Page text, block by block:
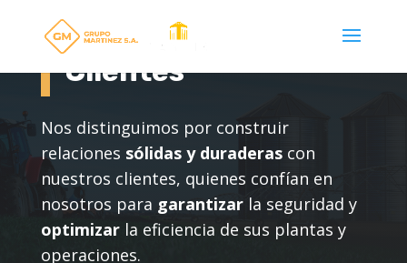
Clientes
Nos distinguimos por construir
relaciones sólidas y duraderascon
nuestros clientes, quienes confían en
nosotros para garantizarla seguridad y
optimizarla eficiencia de sus plantas y
operaciones.